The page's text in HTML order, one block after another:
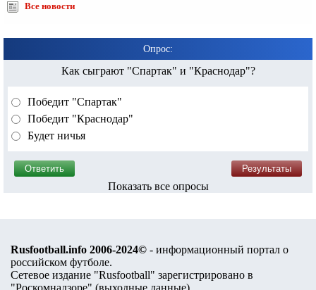
Все новости
Опрос:
Как сыграют "Спартак" и "Краснодар"?
Победит "Спартак"
Победит "Краснодар"
Будет ничья
Показать все опросы
Rusfootball.info 2006-2024© - информационный портал о
российском футболе.
Сетевое издание "Rusfootball" зарегистрировано в
"Роскомнадзоре" (выходные данные).